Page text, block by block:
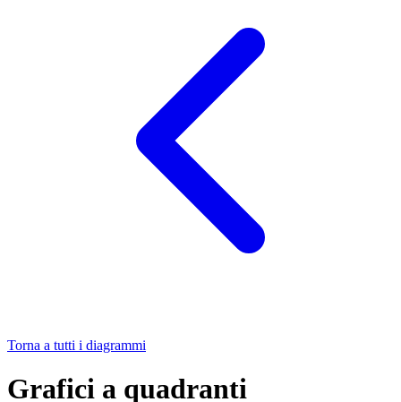
Torna a tutti i diagrammi
Grafici a quadranti